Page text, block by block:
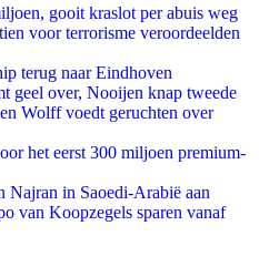
gooit kraslot per abuis weg
voor terrorisme veroordeelden
terug naar Eindhoven
geel over, Nooijen knap tweede
Wolff voedt geruchten over
het eerst 300 miljoen premium-
Najran in Saoedi-Arabië aan
van Koopzegels sparen vanaf